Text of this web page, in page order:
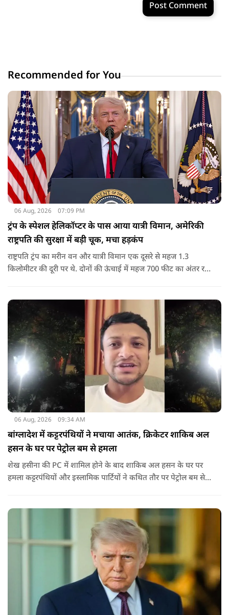
Post Comment
Recommended for You
06 Aug, 2026 07:09 PM
ट्रंप के स्पेशल हेलिकॉप्टर के पास आया यात्री विमान, अमेरिकी
राष्ट्रपति की सुरक्षा में बड़ी चूक, मचा हड़कंप
राष्ट्रपति ट्रंप का मरीन वन और यात्री विमान एक दूसरे से महज 1.3
किलोमीटर की दूरी पर थे. दोनों की ऊंचाई में महज 700 फीट का अंतर रह
06 Aug, 2026 09:34 AM
बांग्लादेश में कट्टरपंथियों ने मचाया आतंक, क्रिकेटर शाकिब अल
हसन के घर पर पेट्रोल बम से हमला
शेख हसीना की PC में शामिल होने के बाद शाकिब अल हसन के घर पर
हमला कट्टरपंथियों और इस्लामिक पार्टियों ने कथित तौर पर पेट्रोल बम से
जरिए संबोधन दिया था.